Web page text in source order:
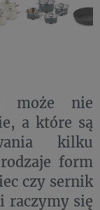
może nie
a które są
kilku
form
czy sernik
raczymy się